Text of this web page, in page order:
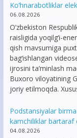
Ko’hnarabotliklar
06.08.2026
O‘zbekiston
raisligida yoqilg‘i-
qish mavsumiga
bag‘ishlangan
ijrosini ta’minlash
Buxoro viloyatining
joriy etilmoqda.
Podstansiyalar
kamchiliklar bartaraf
04.08.2026